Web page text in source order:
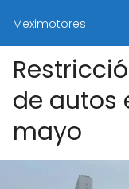
Meximotores
de autos
mayo